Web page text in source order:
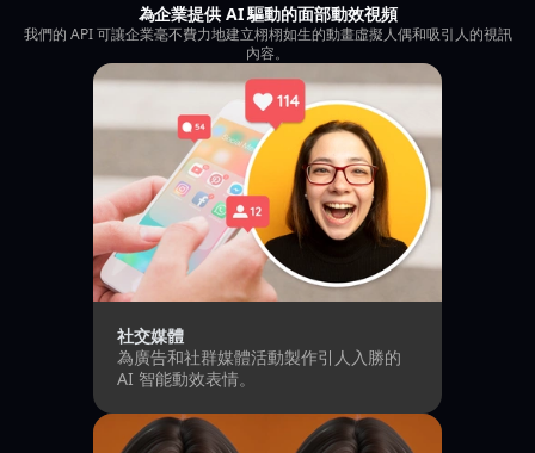
為企業提供 AI 驅動的面部動效視頻
我們的 API 可讓企業毫不費力地建立栩栩如生的動畫虛擬人偶和吸引人的視訊
內容。
社交媒體
為廣告和社群媒體活動製作引人入勝的
AI 智能動效表情。